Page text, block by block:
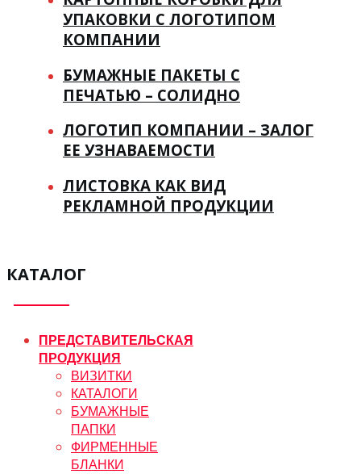
УПАКОВКИ С ЛОГОТИПОМ
КОМПАНИИ
БУМАЖНЫЕ ПАКЕТЫ С
ПЕЧАТЬЮ – СОЛИДНО
ЛОГОТИП КОМПАНИИ – ЗАЛОГ
ЕЕ УЗНАВАЕМОСТИ
ЛИСТОВКА КАК ВИД
РЕКЛАМНОЙ ПРОДУКЦИИ
КАТАЛОГ
ПРЕДСТАВИТЕЛЬСКАЯ
ПРОДУКЦИЯ
ВИЗИТКИ
КАТАЛОГИ
БУМАЖНЫЕ
ПАПКИ
ФИРМЕННЫЕ
БЛАНКИ